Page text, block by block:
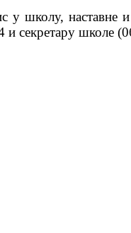
у школу, наставне
и секретару школе